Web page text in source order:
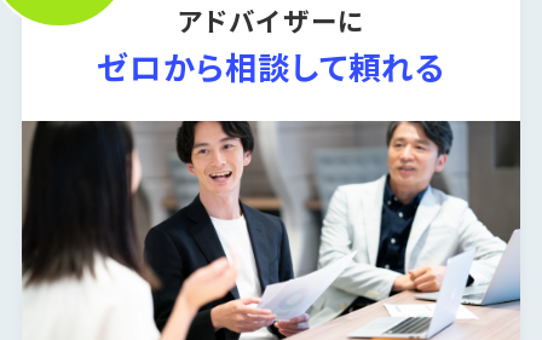
アドバイザーに
ゼロから相談して頼れる